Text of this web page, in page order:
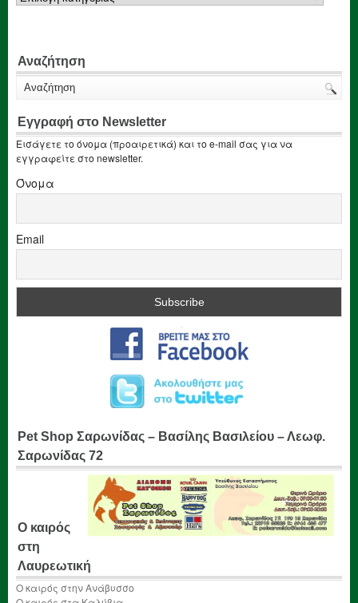
Αναζήτηση
Εγγραφή στο Newsletter
Εισάγετε το όνομα (προαιρετικά) και το e-mail σας για να
εγγραφείτε στο newsletter.
Όνομα
Email
Pet Shop Σαρωνίδας – Βασίλης Βασιλείου – Λεωφ.
Σαρωνίδας 72
Ο καιρός
στη
Λαυρεωτική
Ο καιρός στην Ανάβυσσο